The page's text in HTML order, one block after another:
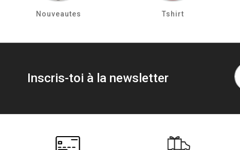
Nouveautes Tshirt
Inscris-toi à la newsletter